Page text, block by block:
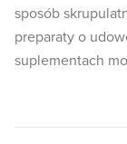
sposób
preparaty o
suplementach